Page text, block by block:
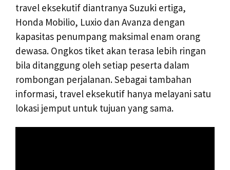
travel eksekutif diantranya Suzuki ertiga,
Honda Mobilio, Luxio dan Avanza dengan
kapasitas penumpang maksimal enam orang
dewasa. Ongkos tiket akan terasa lebih ringan
bila ditanggung oleh setiap peserta dalam
rombongan perjalanan. Sebagai tambahan
informasi, travel eksekutif hanya melayani satu
lokasi jemput untuk tujuan yang sama.